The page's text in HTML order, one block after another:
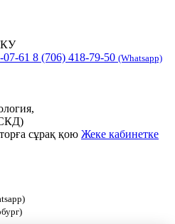
61 8 (706) 418-79-50 (Whatsapp)
сұрақ қою Жеке кабинетке